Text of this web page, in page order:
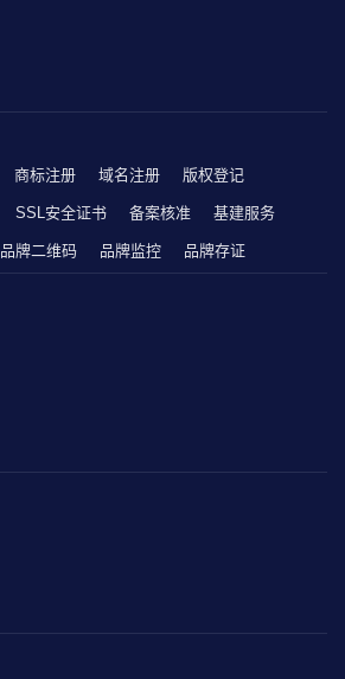
商标注册 域名注册 版权登记
SSL安全证书 备案核准 基建服务
品牌二维码 品牌监控 品牌存证